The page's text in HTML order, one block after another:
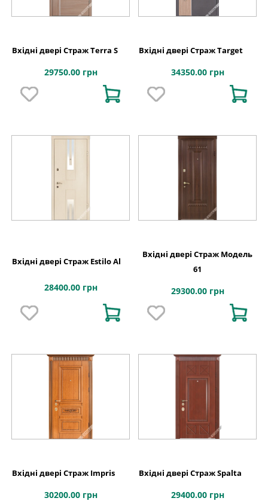
Вхідні двері Страж Terra S
29750.00 грн
Вхідні двері Страж Target
34350.00 грн
Вхідні двері Страж Estilo Al
28400.00 грн
Вхідні двері Страж Модель
61
29300.00 грн
Вхідні двері Страж Impris
30200.00 грн
Вхідні двері Страж Spalta
29400.00 грн